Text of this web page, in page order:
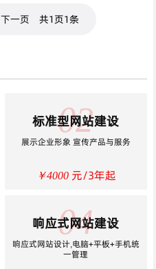
下一页 共1页1条
02
标准型网站建设
展示企业形象 宣传产品与服务
￥4000元/3年起
04
响应式网站建设
响应式网站设计,电脑+平板+手机统
一管理